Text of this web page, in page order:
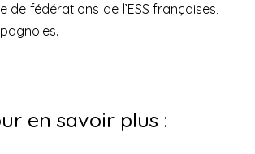
de fédérations de l’ESS françaises,
en savoir plus :